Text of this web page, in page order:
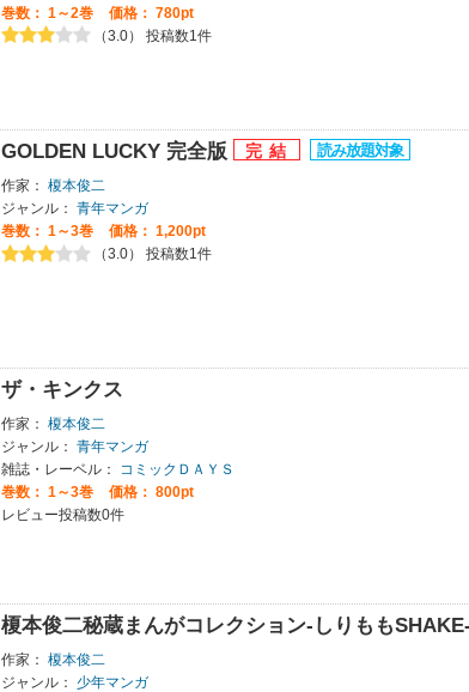
巻数： 1～2巻
価格： 780pt
（3.0） 投稿数1件
GOLDEN LUCKY 完全版
作家： 榎本俊二
ジャンル： 青年マンガ
巻数： 1～3巻
価格： 1,200pt
（3.0） 投稿数1件
ザ・キンクス
作家： 榎本俊二
ジャンル： 青年マンガ
雑誌・レーベル：
コミックＤＡＹＳ
巻数： 1～3巻
価格： 800pt
レビュー投稿数0件
榎本俊二秘蔵まんがコレクション-しりももSHAKE-
作家： 榎本俊二
ジャンル：
少年マンガ